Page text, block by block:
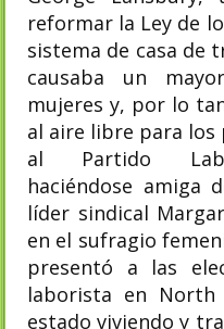
reformar la Ley de
sistema de casa de
causaba un
mujeres y, por lo
al aire libre para los
al Partido
haciéndose amiga
líder sindical
en el sufragio
presentó a las
laborista en North
estado viviendo y